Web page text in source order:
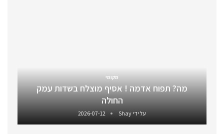
מקומי
מה? תפוח אדמה ! אסיף מוצלח בשדות עמק
החולה
על ידי Shay
2026-07-12